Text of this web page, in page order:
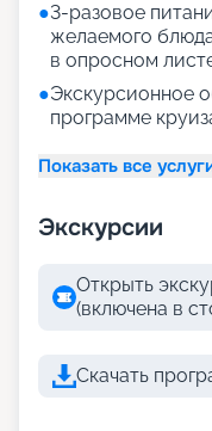
●3-разовое
желаемого
в опросном
●Экскурсионное
программе
Показать все
Экскурсии
Открыть
(включена в
Скачать